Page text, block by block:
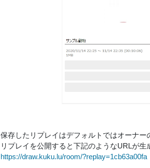
保存したリプレイはデフォルトではオーナー
リプレイを公開すると下記のようなURLが
https://draw.kuku.lu/room/?replay=1cb63a00fa